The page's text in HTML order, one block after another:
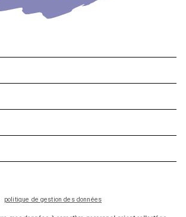
politique de gestion des données